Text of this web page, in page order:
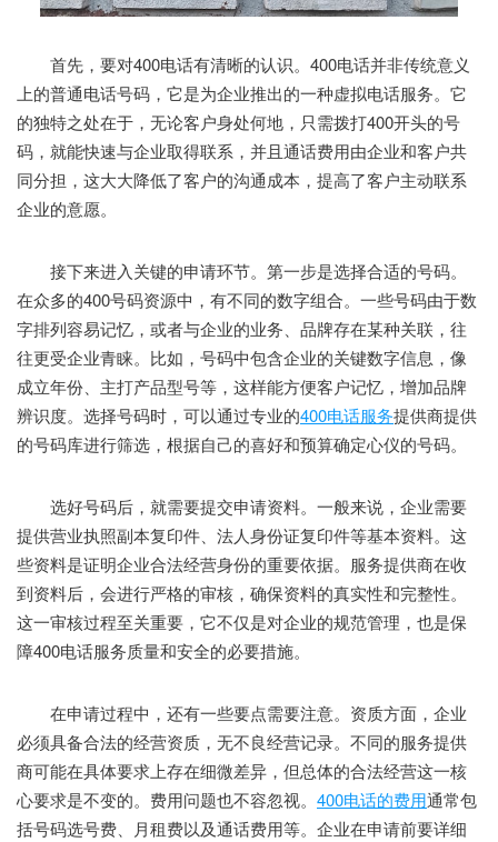
首先，要对400电话有清晰的认识。400电话并非传统意义
上的普通电话号码，它是为企业推出的一种虚拟电话服务。它
的独特之处在于，无论客户身处何地，只需拨打400开头的号
码，就能快速与企业取得联系，并且通话费用由企业和客户共
同分担，这大大降低了客户的沟通成本，提高了客户主动联系
企业的意愿。
接下来进入关键的申请环节。第一步是选择合适的号码。
在众多的400号码资源中，有不同的数字组合。一些号码由于数
字排列容易记忆，或者与企业的业务、品牌存在某种关联，往
往更受企业青睐。比如，号码中包含企业的关键数字信息，像
成立年份、主打产品型号等，这样能方便客户记忆，增加品牌
辨识度。选择号码时，可以通过专业的400电话服务提供商提供
的号码库进行筛选，根据自己的喜好和预算确定心仪的号码。
选好号码后，就需要提交申请资料。一般来说，企业需要
提供营业执照副本复印件、法人身份证复印件等基本资料。这
些资料是证明企业合法经营身份的重要依据。服务提供商在收
到资料后，会进行严格的审核，确保资料的真实性和完整性。
这一审核过程至关重要，它不仅是对企业的规范管理，也是保
障400电话服务质量和安全的必要措施。
在申请过程中，还有一些要点需要注意。资质方面，企业
必须具备合法的经营资质，无不良经营记录。不同的服务提供
商可能在具体要求上存在细微差异，但总体的合法经营这一核
心要求是不变的。费用问题也不容忽视。 400电话的费用通常包
括号码选号费、月租费以及通话费用等。企业在申请前要详细